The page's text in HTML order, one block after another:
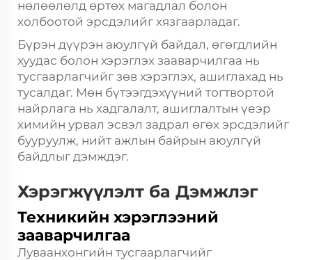
нөлөөлөлд өртөх магадлал болон
холбоотой эрсдэлийг хязгаарладаг.
Бүрэн дүүрэн аюулгүй байдал, өгөгдлийн
хуудас болон хэрэглэх зааварчилгаа нь
тусгаарлагчийг зөв хэрэглэх, ашиглахад нь
тусалдаг. Мөн бүтээгдэхүүний тогтвортой
найрлага нь хадгалалт, ашиглалтын үеэр
химийн урвал эсвэл задрал өгөх эрсдэлийг
бууруулж, нийт ажлын байрын аюулгүй
байдлыг дэмждэг.
Хэрэгжүүлэлт ба Дэмжлэг
Техникийн хэрэглээний
зааварчилгаа
Луваанхонгийн тусгаарлагчийг